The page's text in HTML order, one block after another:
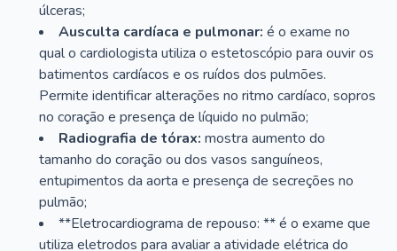
úlceras;
Ausculta cardíaca e pulmonar: é o exame no
qual o cardiologista utiliza o estetoscópio para ouvir os
batimentos cardíacos e os ruídos dos pulmões.
Permite identificar alterações no ritmo cardíaco, sopros
no coração e presença de líquido no pulmão;
Radiografia de tórax: mostra aumento do
tamanho do coração ou dos vasos sanguíneos,
entupimentos da aorta e presença de secreções no
pulmão;
**Eletrocardiograma de repouso: ** é o exame que
utiliza eletrodos para avaliar a atividade elétrica do